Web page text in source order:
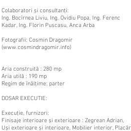
Colaboratori și consultanți:
Ing. Bocîrnea Liviu, Ing. Ovidiu Popa, Ing. Ferenc
Kadar, Ing. Florin Puscasu, Anca Arba
Fotografii: Cosmin Dragomir
(www.cosmindragomir.info)
Aria construită : 280 mp
Aria utilă : 190 mp
Regim de înălțime: parter
DOSAR EXECUTIE:
Execuție, furnizori:
Finisaje interioare și exterioare : Zegrean Adrian,
Uși exterioare și interioare, Mobilier interior,